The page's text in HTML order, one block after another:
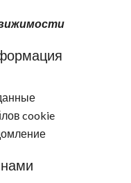
cookie